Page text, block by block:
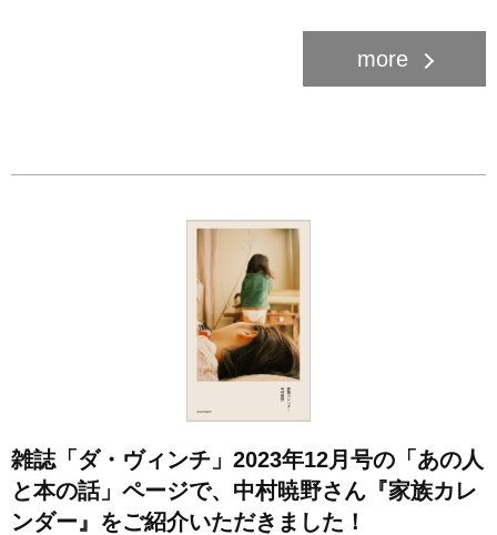
雑誌「ダ・ヴィンチ」2023年12月号の「あの人
と本の話」ページで、中村暁野さん『家族カレ
ンダー』をご紹介いただきました！